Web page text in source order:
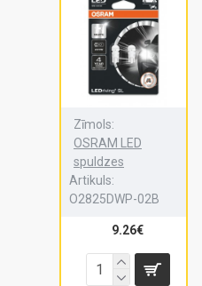
Zīmols:
OSRAM LED
spuldzes
Artikuls:
O2825DWP-02B
9.26€